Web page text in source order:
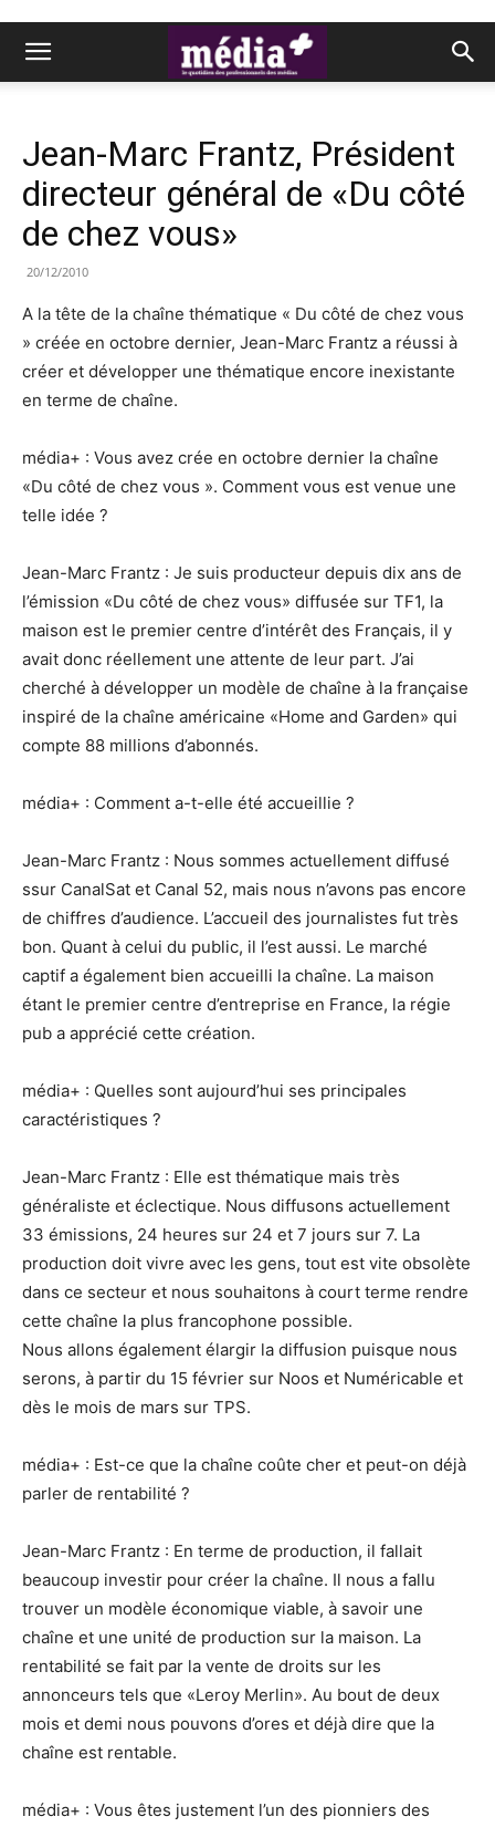
Jean-Marc Frantz, Président
directeur général de «Du côté
de chez vous»
20/12/2010
A la tête de la chaîne thématique « Du côté de chez vous
» créée en octobre dernier, Jean-Marc Frantz a réussi à
créer et développer une thématique encore inexistante
en terme de chaîne.
média+ : Vous avez crée en octobre dernier la chaîne
«Du côté de chez vous ». Comment vous est venue une
telle idée ?
Jean-Marc Frantz : Je suis producteur depuis dix ans de
l’émission «Du côté de chez vous» diffusée sur TF1, la
maison est le premier centre d’intérêt des Français, il y
avait donc réellement une attente de leur part. J’ai
cherché à développer un modèle de chaîne à la française
inspiré de la chaîne américaine «Home and Garden» qui
compte 88 millions d’abonnés.
média+ : Comment a-t-elle été accueillie ?
Jean-Marc Frantz : Nous sommes actuellement diffusé
ssur CanalSat et Canal 52, mais nous n’avons pas encore
de chiffres d’audience. L’accueil des journalistes fut très
bon. Quant à celui du public, il l’est aussi. Le marché
captif a également bien accueilli la chaîne. La maison
étant le premier centre d’entreprise en France, la régie
pub a apprécié cette création.
média+ : Quelles sont aujourd’hui ses principales
caractéristiques ?
Jean-Marc Frantz : Elle est thématique mais très
généraliste et éclectique. Nous diffusons actuellement
33 émissions, 24 heures sur 24 et 7 jours sur 7. La
production doit vivre avec les gens, tout est vite obsolète
dans ce secteur et nous souhaitons à court terme rendre
cette chaîne la plus francophone possible.
Nous allons également élargir la diffusion puisque nous
serons, à partir du 15 février sur Noos et Numéricable et
dès le mois de mars sur TPS.
média+ : Est-ce que la chaîne coûte cher et peut-on déjà
parler de rentabilité ?
Jean-Marc Frantz : En terme de production, il fallait
beaucoup investir pour créer la chaîne. Il nous a fallu
trouver un modèle économique viable, à savoir une
chaîne et une unité de production sur la maison. La
rentabilité se fait par la vente de droits sur les
annonceurs tels que «Leroy Merlin». Au bout de deux
mois et demi nous pouvons d’ores et déjà dire que la
chaîne est rentable.
média+ : Vous êtes justement l’un des pionniers des